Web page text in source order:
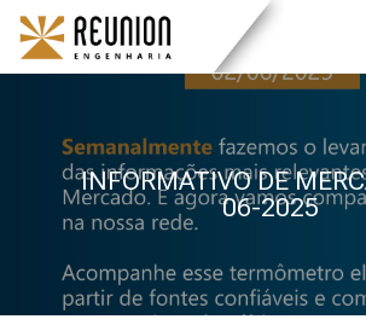
INFORMATIVO DE
06-2025